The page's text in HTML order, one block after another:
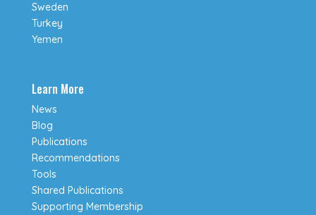
Sweden
Turkey
Yemen
Learn More
News
Blog
Publications
Recommendations
Tools
Shared Publications
Supporting Membership